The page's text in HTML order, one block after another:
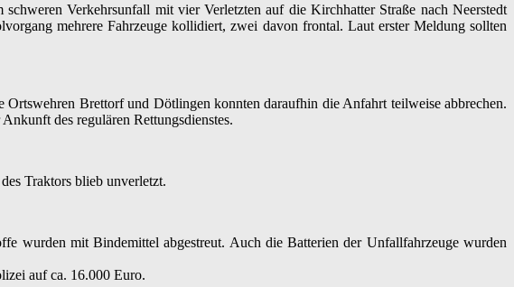
Verkehrsunfall mit vier Verletzten auf die Kirchhatter Straße nach Neerstedt
mehrere Fahrzeuge kollidiert, zwei davon frontal. Laut erster Meldung sollten
Brettorf und Dötlingen konnten daraufhin die Anfahrt teilweise abbrechen.
des regulären Rettungsdienstes.
Traktors blieb unverletzt.
wurden mit Bindemittel abgestreut. Auch die Batterien der Unfallfahrzeuge wurden
auf ca. 16.000 Euro.